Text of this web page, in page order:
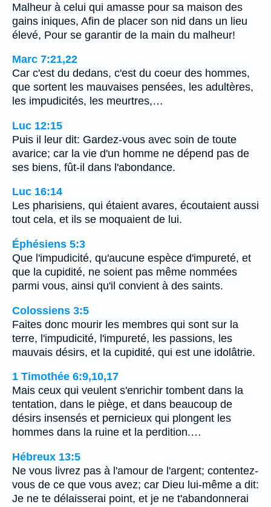
Malheur à celui qui amasse pour sa maison des
gains iniques, Afin de placer son nid dans un lieu
élevé, Pour se garantir de la main du malheur!
Marc 7:21,22
Car c'est du dedans, c'est du coeur des hommes,
que sortent les mauvaises pensées, les adultères,
les impudicités, les meurtres,…
Luc 12:15
Puis il leur dit: Gardez-vous avec soin de toute
avarice; car la vie d'un homme ne dépend pas de
ses biens, fût-il dans l'abondance.
Luc 16:14
Les pharisiens, qui étaient avares, écoutaient aussi
tout cela, et ils se moquaient de lui.
Éphésiens 5:3
Que l'impudicité, qu'aucune espèce d'impureté, et
que la cupidité, ne soient pas même nommées
parmi vous, ainsi qu'il convient à des saints.
Colossiens 3:5
Faites donc mourir les membres qui sont sur la
terre, l'impudicité, l'impureté, les passions, les
mauvais désirs, et la cupidité, qui est une idolâtrie.
1 Timothée 6:9,10,17
Mais ceux qui veulent s'enrichir tombent dans la
tentation, dans le piège, et dans beaucoup de
désirs insensés et pernicieux qui plongent les
hommes dans la ruine et la perdition.…
Hébreux 13:5
Ne vous livrez pas à l'amour de l'argent; contentez-
vous de ce que vous avez; car Dieu lui-même a dit:
Je ne te délaisserai point, et je ne t'abandonnerai